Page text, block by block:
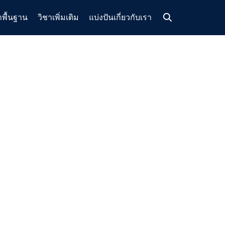
พื้นฐาน วิชาเพิ่มเติม แบ่งปันเกี่ยวกับเรา